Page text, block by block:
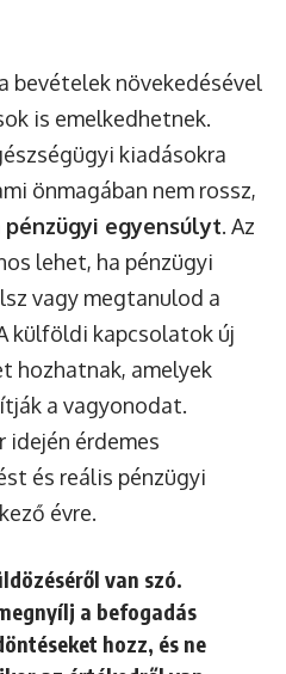
bevételek növekedésével
is emelkedhetnek.
kiadásokra
önmagában nem rossz,
egyensúlyt. Az
lehet, ha pénzügyi
vagy megtanulod a
külföldi kapcsolatok új
hozhatnak, amelyek
a vagyonodat.
idején érdemes
és reális pénzügyi
évre.
van szó.
a befogadás
hozz, és ne